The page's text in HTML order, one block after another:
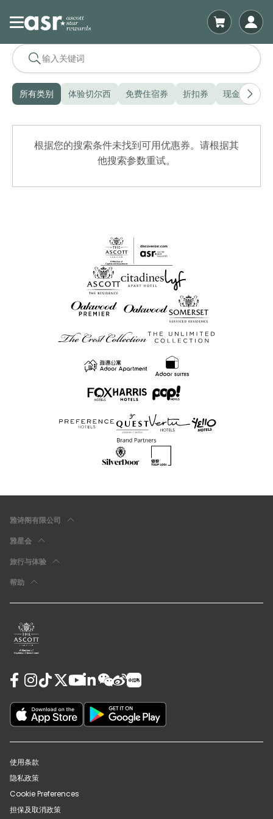
所有类别 体验切尔西 免费住宿券 折扣券 现金券
根据您的搜索条件未找到可用优惠券。请根据其
他搜索参数重试。
雅诗阁有限公司
雅星会
旅行与体验
帮助
使用条款
隐私政策
Cookie Preferences
担保及取消政策